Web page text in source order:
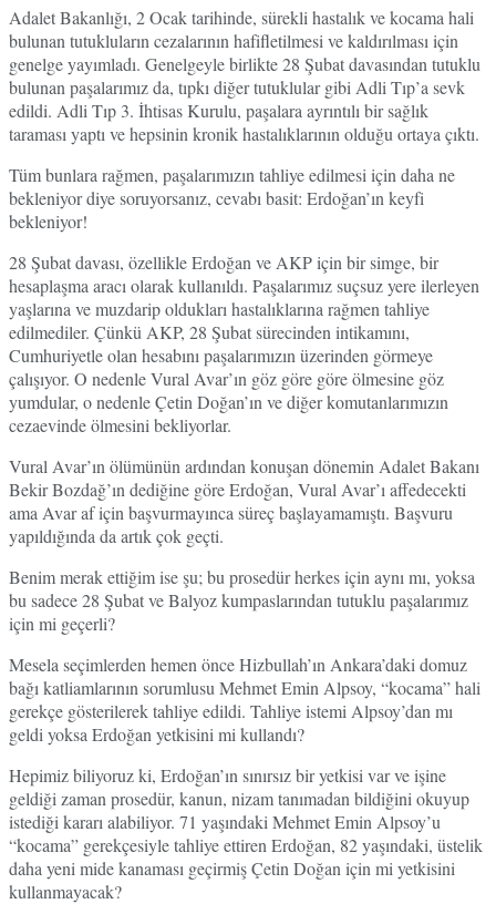
Adalet Bakanlığı, 2 Ocak tarihinde, sürekli hastalık ve kocama hali
bulunan tutukluların cezalarının hafifletilmesi ve kaldırılması için
genelge yayımladı. Genelgeyle birlikte 28 Şubat davasından tutuklu
bulunan paşalarımız da, tıpkı diğer tutuklular gibi Adli Tıp’a sevk
edildi. Adli Tıp 3. İhtisas Kurulu, paşalara ayrıntılı bir sağlık
taraması yaptı ve hepsinin kronik hastalıklarının olduğu ortaya çıktı.
Tüm bunlara rağmen, paşalarımızın tahliye edilmesi için daha ne
bekleniyor diye soruyorsanız, cevabı basit: Erdoğan’ın keyfi
bekleniyor!
28 Şubat davası, özellikle Erdoğan ve AKP için bir simge, bir
hesaplaşma aracı olarak kullanıldı. Paşalarımız suçsuz yere ilerleyen
yaşlarına ve muzdarip oldukları hastalıklarına rağmen tahliye
edilmediler. Çünkü AKP, 28 Şubat sürecinden intikamını,
Cumhuriyetle olan hesabını paşalarımızın üzerinden görmeye
çalışıyor. O nedenle Vural Avar’ın göz göre göre ölmesine göz
yumdular, o nedenle Çetin Doğan’ın ve diğer komutanlarımızın
cezaevinde ölmesini bekliyorlar.
Vural Avar’ın ölümünün ardından konuşan dönemin Adalet Bakanı
Bekir Bozdağ’ın dediğine göre Erdoğan, Vural Avar’ı affedecekti
ama Avar af için başvurmayınca süreç başlayamamıştı. Başvuru
yapıldığında da artık çok geçti.
Benim merak ettiğim ise şu; bu prosedür herkes için aynı mı, yoksa
bu sadece 28 Şubat ve Balyoz kumpaslarından tutuklu paşalarımız
için mi geçerli?
Mesela seçimlerden hemen önce Hizbullah’ın Ankara’daki domuz
bağı katliamlarının sorumlusu Mehmet Emin Alpsoy, “kocama” hali
gerekçe gösterilerek tahliye edildi. Tahliye istemi Alpsoy’dan mı
geldi yoksa Erdoğan yetkisini mi kullandı?
Hepimiz biliyoruz ki, Erdoğan’ın sınırsız bir yetkisi var ve işine
geldiği zaman prosedür, kanun, nizam tanımadan bildiğini okuyup
istediği kararı alabiliyor. 71 yaşındaki Mehmet Emin Alpsoy’u
“kocama” gerekçesiyle tahliye ettiren Erdoğan, 82 yaşındaki, üstelik
daha yeni mide kanaması geçirmiş Çetin Doğan için mi yetkisini
kullanmayacak?